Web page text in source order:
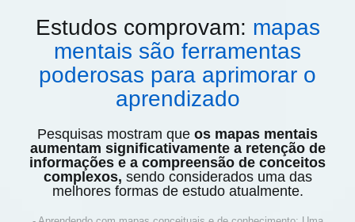
Estudos comprovam: mapas
mentais são ferramentas
poderosas para aprimorar o
aprendizado
Pesquisas mostram que os mapas mentais
aumentam significativamente a retenção de
informações e a compreensão de conceitos
complexos, sendo considerados uma das
melhores formas de estudo atualmente.